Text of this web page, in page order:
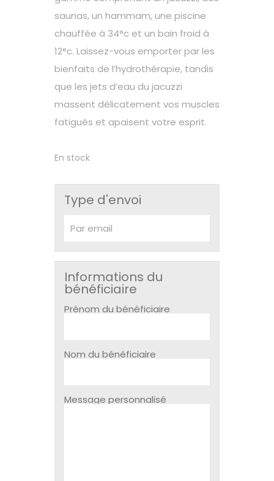
saunas, un hammam, une piscine
chauffée à 34°c et un bain froid à
12°c. Laissez-vous emporter par les
bienfaits de l’hydrothérapie, tandis
que les jets d’eau du jacuzzi
massent délicatement vos muscles
fatigués et apaisent votre esprit.
En stock
Type d'envoi
Informations du
bénéficiaire
Prénom du bénéficiaire
Nom du bénéficiaire
Message personnalisé